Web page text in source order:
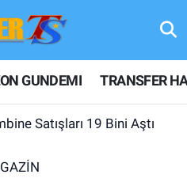
GUNDEMI TRANSFER
Satışları 19 Bini Aştı